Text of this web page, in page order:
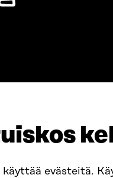
evästeitä.